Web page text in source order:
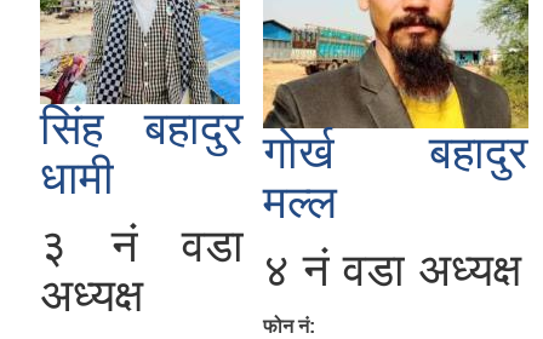
सिंह बहादुर
धामी
३ नं वडा
अध्यक्ष
गोर्ख बहादुर
मल्ल
४ नं वडा अध्यक्ष
फोन नं: